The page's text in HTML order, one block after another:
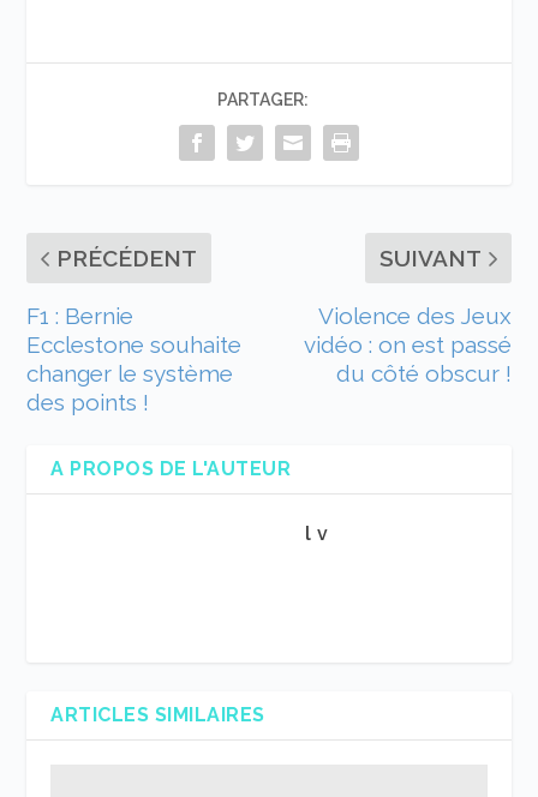
PARTAGER:
PRÉCÉDENT
F1 : Bernie
Ecclestone souhaite
changer le système
des points !
SUIVANT
Violence des Jeux
vidéo : on est passé
du côté obscur !
A PROPOS DE L'AUTEUR
l v
ARTICLES SIMILAIRES